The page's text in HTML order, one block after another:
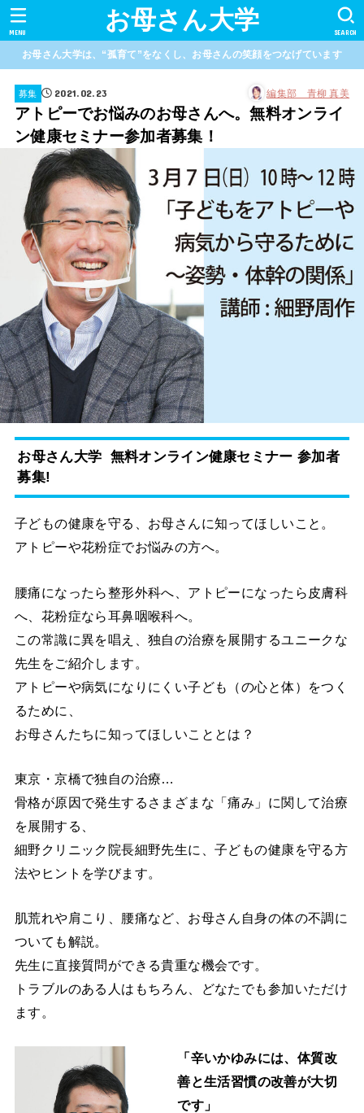
お母さん大学 SEARCH
MENU
お母さん大学は、“孤育て”をなくし、お母さんの笑顔をつなげています
募集 2021.02.23 編集部 青柳 真美
アトピーでお悩みのお母さんへ。無料オンライ
ン健康セミナー参加者募集！
お母さん大学 無料オンライン健康セミナー 参加者
募集!
子どもの健康を守る、お母さんに知ってほしいこと。
アトピーや花粉症でお悩みの方へ。
腰痛になったら整形外科へ、アトピーになったら皮膚科
へ、花粉症なら耳鼻咽喉科へ。
この常識に異を唱え、独自の治療を展開するユニークな
先生をご紹介します。
アトピーや病気になりにくい子ども（の心と体）をつく
るために、
お母さんたちに知ってほしいこととは？
東京・京橋で独自の治療…
骨格が原因で発生するさまざまな「痛み」に関して治療
を展開する、
細野クリニック院長細野先生に、子どもの健康を守る方
法やヒントを学びます。
肌荒れや肩こり、腰痛など、お母さん自身の体の不調に
ついても解説。
先生に直接質問ができる貴重な機会です。
トラブルのある人はもちろん、どなたでも参加いただけ
ます。
「辛いかゆみには、体質改
善と生活習慣の改善が大切
です」